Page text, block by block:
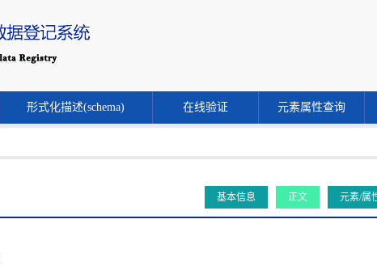
形式化描述(schema) 在线验证 元素属性查询
基本信息 正文 元素/属